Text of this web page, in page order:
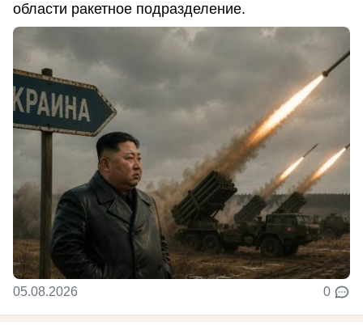
области ракетное подразделение.
05.08.2026 0